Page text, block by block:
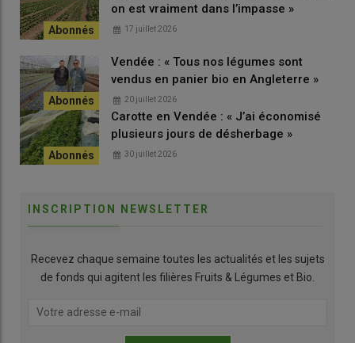
on est vraiment dans l’impasse »
17 juillet 2026
Vendée : « Tous nos légumes sont
vendus en panier bio en Angleterre »
20 juillet 2026
Carotte en Vendée : « J’ai économisé
plusieurs jours de désherbage »
30 juillet 2026
INSCRIPTION NEWSLETTER
Recevez chaque semaine toutes les actualités et les sujets
de fonds qui agitent les filières Fruits & Légumes et Bio.